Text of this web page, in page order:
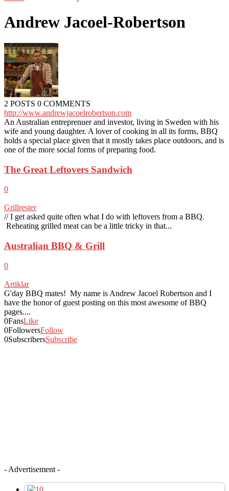
Andrew Jacoel-Robertson
2 POSTS 0 COMMENTS
http://www.andrewjacoelrobertson.com
An Australian entreprenuer and investor, living in Sweden with his
wife and young daughter. A lover of cooking in all its forms, BBQ
holds a special place given that it mostly takes place outdoors, and is
one of the more social forms of preparing food.
The Great Leftovers Sandwich
0
Grillrester
// I get asked quite often what I do with leftovers from a BBQ.
Reheating grilled meat can be a little tricky in that...
Australian BBQ & Grill
0
Artiklar
G'day BBQ mates! My name is Andrew Jacoel Robertson and I
have the honor of guest posting on this most awesome of BBQ
pages....
0FansLike
0FollowersFollow
0SubscribersSubscribe
- Advertisement -